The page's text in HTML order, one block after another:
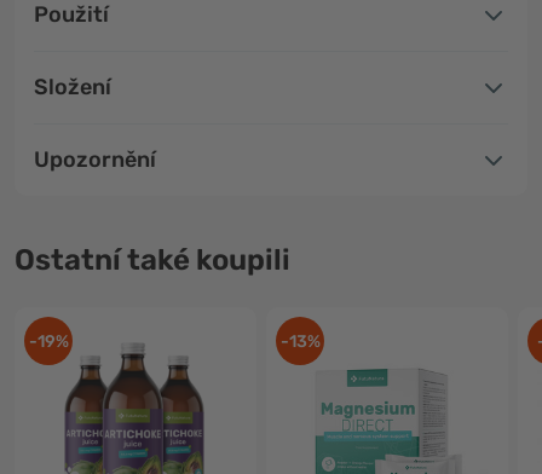
Použití
Složení
Upozornění
Ostatní také koupili
-19% -13%